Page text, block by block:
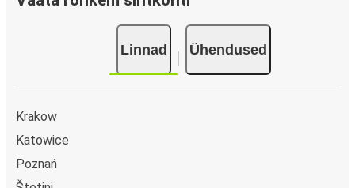
Linnad Ühendused
Krakow
Katowice
Poznań